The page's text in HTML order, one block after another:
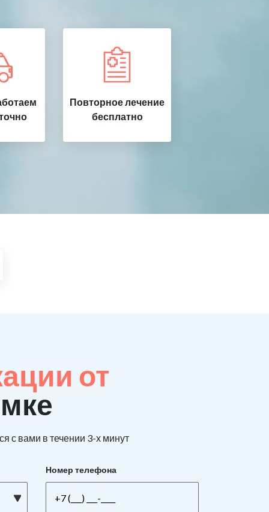
Повторное лечение
бесплатно
от
с вами в течении 3-х минут
Номер телефона